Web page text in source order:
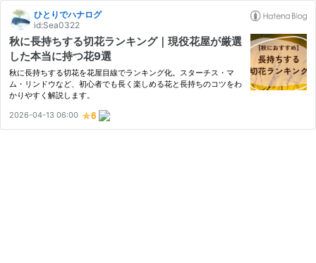
ひとりでハナログ
id:Sea0322
秋に長持ちする切花ランキング｜現役花屋が厳選
した本当に持つ花9選
秋に長持ちする切花を花屋目線でランキング化。スターチス・マ
ム・リンドウなど、初心者でも長く楽しめる花と長持ちのコツをわ
かりやすく解説します。
2026-04-13 06:00